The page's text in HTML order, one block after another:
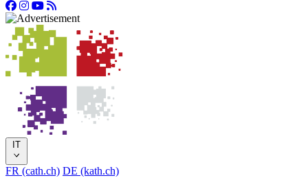
IT
FR (cath.ch) DE (kath.ch)